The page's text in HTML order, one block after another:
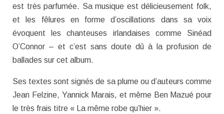
est très parfumée. Sa musique est délicieusement folk,
et les fêlures en forme d’oscillations dans sa voix
évoquent les chanteuses irlandaises comme Sinéad
O’Connor – et c’est sans doute dû à la profusion de
ballades sur cet album.
Ses textes sont signés de sa plume ou d’auteurs comme
Jean Felzine, Yannick Marais, et même Ben Mazué pour
le très frais titre « La même robe qu’hier ».